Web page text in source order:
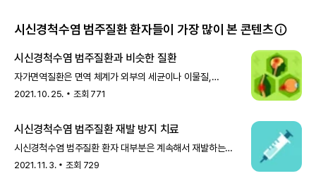
시신경척수염 범주질환 환자들이 가장 많이 본 콘텐츠
시신경척수염 범주질환과 비슷한 질환
자가면역질환은 면역 체계가 외부의 세균이나 이물질,
바이러스가 아닌 체내 건강한 세포와 조직을 공격하는
2021. 10. 25. 조회 771
시신경척수염 범주질환 재발 방지 치료
시신경척수염 범주질환 환자 대부분은 계속해서 재발하는
증상과 불완전한 회복을 거듭하며 건강이 악화되고 영구적인
2021. 11. 3. 조회 729